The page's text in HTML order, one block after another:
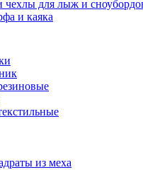
для лыж и
и каяка
из меха